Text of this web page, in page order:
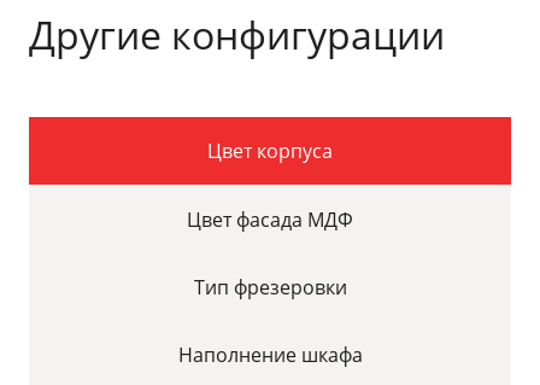
Другие конфигурации
Цвет корпуса
Цвет фасада МДФ
Тип фрезеровки
Наполнение шкафа